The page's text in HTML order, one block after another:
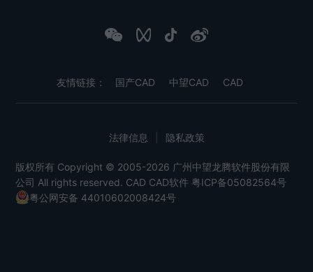
友情链接： 国产CAD 中望CAD CAD
版权所有 Copyright © 2005-2026 广州中望龙腾软件股份有限
公司 All rights reserved. CAD CAD软件 粤ICP备05082564号
粤公网安备 44010602008424号
法律信息 隐私政策